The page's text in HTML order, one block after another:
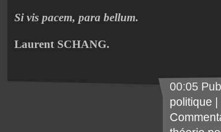
Si vis pacem, para bellum.
Laurent SCHANG.
00:05
politique |